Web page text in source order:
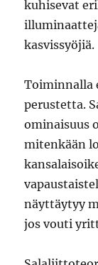
kuhisevat
kasvissyöjiä.
Toiminnalla
perustetta.
ominaisuus
mitenkään
näyttäytyy
jos vouti